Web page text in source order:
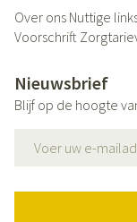
Over ons Nuttige
Voorschrift
Nieuwsbrief
Blijf op de hoogte